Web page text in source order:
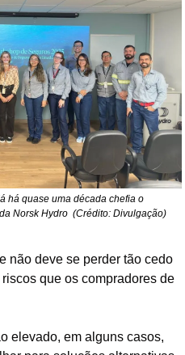
há quase uma década chefia o
Norsk Hydro  (Crédito: Divulgação)
não deve se perder tão cedo
que os compradores de
elevado, em alguns casos,